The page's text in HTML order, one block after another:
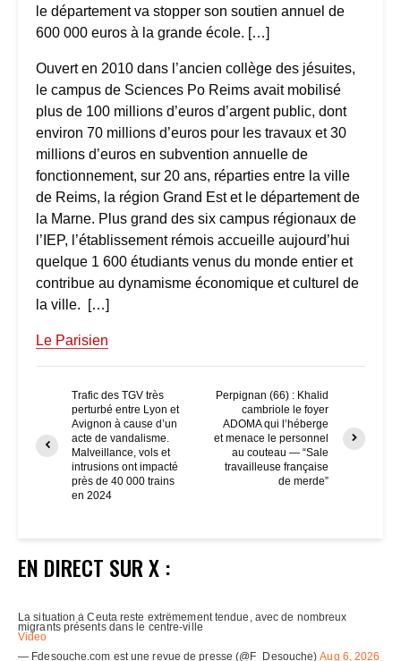
le département va stopper son soutien annuel de
600 000 euros à la grande école. […]
Ouvert en 2010 dans l’ancien collège des jésuites,
le campus de Sciences Po Reims avait mobilisé
plus de 100 millions d’euros d’argent public, dont
environ 70 millions d’euros pour les travaux et 30
millions d’euros en subvention annuelle de
fonctionnement, sur 20 ans, réparties entre la ville
de Reims, la région Grand Est et le département de
la Marne. Plus grand des six campus régionaux de
l’IEP, l’établissement rémois accueille aujourd’hui
quelque 1 600 étudiants venus du monde entier et
contribue au dynamisme économique et culturel de
la ville. […]
Le Parisien
Trafic des TGV très
perturbé entre Lyon et
Avignon à cause d’un
acte de vandalisme.
Malveillance, vols et
intrusions ont impacté
près de 40 000 trains
en 2024
Perpignan (66) : Khalid
cambriole le foyer
ADOMA qui l’héberge
et menace le personnel
au couteau — “Sale
travailleuse française
de merde”
EN DIRECT SUR X :